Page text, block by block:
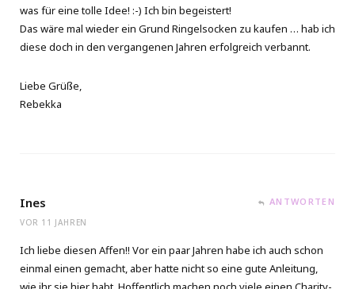
was für eine tolle Idee! :-) Ich bin begeistert!
Das wäre mal wieder ein Grund Ringelsocken zu kaufen … hab ich
diese doch in den vergangenen Jahren erfolgreich verbannt.
Liebe Grüße,
Rebekka
Ines
VOR 11 JAHREN
ANTWORTEN
Ich liebe diesen Affen!! Vor ein paar Jahren habe ich auch schon
einmal einen gemacht, aber hatte nicht so eine gute Anleitung,